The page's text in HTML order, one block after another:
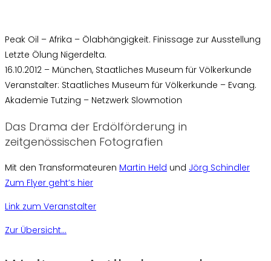
Peak Oil – Afrika – Ölabhängigkeit. Finissage zur Ausstellung
Letzte Ölung Nigerdelta.
16.10.2012 – München, Staatliches Museum für Völkerkunde
Veranstalter: Staatliches Museum für Völkerkunde – Evang.
Akademie Tutzing – Netzwerk Slowmotion
Das Drama der Erdölförderung in
zeitgenössischen Fotografien
Mit den Transformateuren Martin Held und Jörg Schindler
Zum Flyer geht’s hier
Link zum Veranstalter
Zur Übersicht...